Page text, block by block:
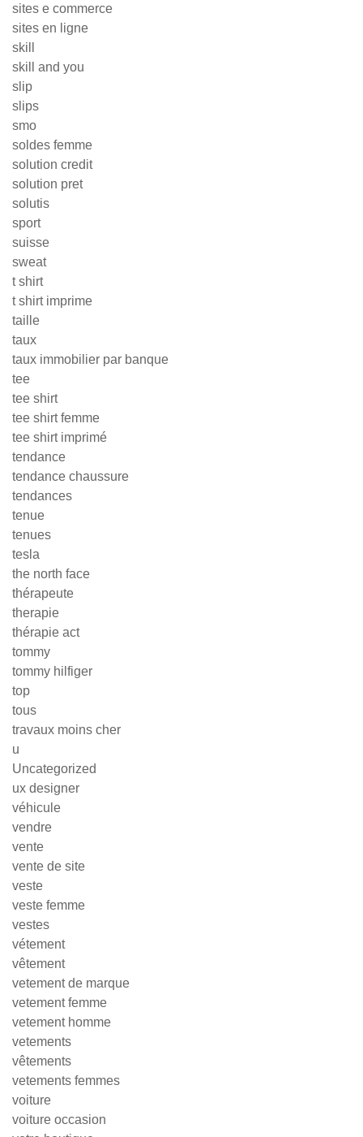
sites e commerce
sites en ligne
skill
skill and you
slip
slips
smo
soldes femme
solution credit
solution pret
solutis
sport
suisse
sweat
t shirt
t shirt imprime
taille
taux
taux immobilier par banque
tee
tee shirt
tee shirt femme
tee shirt imprimé
tendance
tendance chaussure
tendances
tenue
tenues
tesla
the north face
thérapeute
therapie
thérapie act
tommy
tommy hilfiger
top
tous
travaux moins cher
u
Uncategorized
ux designer
véhicule
vendre
vente
vente de site
veste
veste femme
vestes
vétement
vêtement
vetement de marque
vetement femme
vetement homme
vetements
vêtements
vetements femmes
voiture
voiture occasion